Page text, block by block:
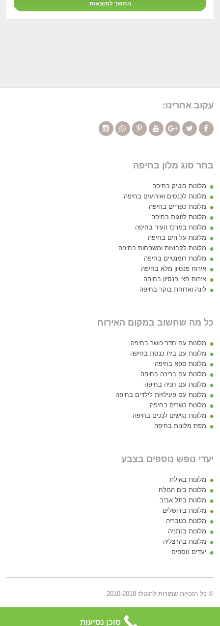
עקוב אחרינו:
בחר סוג מלון בחיפה
מלונות בוטיק בחיפה
מלונות לכנסים ואירועים בחיפה
מלונות כפריים בחיפה
מלונות לזוגות בחיפה
מלונות במרכז העיר בחיפה
מלונות על הים בחיפה
מלונות לקבוצות ומשפחות בחיפה
מלונות רומנטיים בחיפה
אירוח פנסיון מלא בחיפה
אירוח חצי פנסיון בחיפה
לינה וארוחת בוקר בחיפה
כל מה שחשוב במקום האירוח
מלונות עם חדר כושר בחיפה
מלונות עם בית כנסת בחיפה
מלונות ספא בחיפה
מלונות עם בריכה בחיפה
מלונות עם חניה בחיפה
מלונות עם פעילויות לילדים בחיפה
מלונות כשרים בחיפה
מלונות נגישים לנכים בחיפה
מפת מלונות בחיפה
יעדי נופש נוספים בצבע
מלונות באילת
מלונות בים המלח
מלונות בתל אביב
מלונות בירושלים
מלונות בטבריה
מלונות בנתניה
מלונות בהרצליה
יעדים נוספים
© כל הזכויות שמורות להוטלז 2010-2018
הצהרת פרטיות הצהרת נגישות
סוכן נסיעות